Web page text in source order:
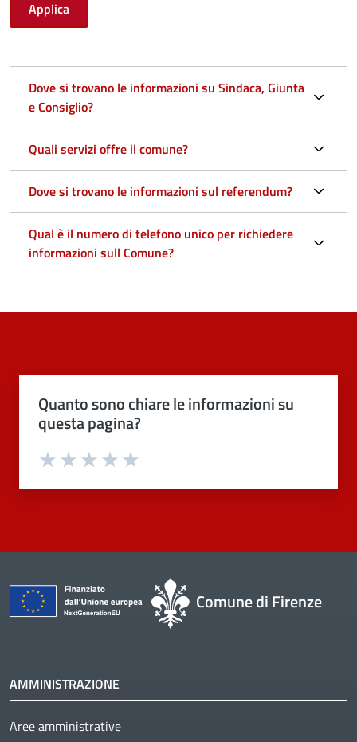
Dove si trovano le informazioni su Sindaca, Giunta
e Consiglio?
Quali servizi offre il comune?
Dove si trovano le informazioni sul referendum?
Qual è il numero di telefono unico per richiedere
informazioni sull Comune?
Quanto sono chiare le informazioni su
questa pagina?
Valuta 4 stelle su 5
Valuta 3 stelle su 5
Valuta 2 stelle su 5
Valuta 1 stelle su 5
Comune di Firenze
AMMINISTRAZIONE
Aree amministrative